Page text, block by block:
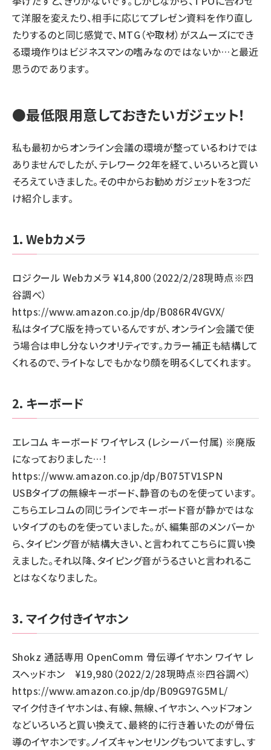
て洋服を変えたり、相手に応じてプレゼン資料を作り直し
たりするのと同じ感覚で、MTG（や取材）がスムーズにでき
る環境作りはビジネスマンの嗜みなのではないか…と最近
思うのであります。
●最低限用意しておきたいガジェット！
私も最初からオンライン会議の環境が整っているわけでは
ありませんでしたが、テレワーク2年を経て、いろいろと買い
そろえていきました。その中からお勧めガジェットを3つだ
け紹介します。
1．Webカメラ
ロジクール Webカメラ ¥14,800（2022/2/28現時点※四
谷調べ）
https://www.amazon.co.jp/dp/B086R4VGVX/
私はタイプC版を持っているんですが、オンライン会議で使
う場合は申し分ないクオリティです。カラー補正も結構して
くれるので、ライトなしでもかなり顔を明るくしてくれます。
2．キーボード
エレコム キーボード ワイヤレス (レシーバー付属) ※廃版
になっておりました…！
https://www.amazon.co.jp/dp/B075TV1SPN
USBタイプの無線キーボード、静音のものを使っています。
こちらエレコムの同じラインでキーボード音が静かではな
いタイプのものを使っていました。が、編集部のメンバーか
ら、タイピング音が結構大きい、と言われてこちらに買い換
えました。それ以降、タイピング音がうるさいと言われるこ
とはなくなりました。
3．マイク付きイヤホン
Shokz 通話専用 OpenComm 骨伝導イヤホン ワイヤ レ
スヘッドホン ¥19,980（2022/2/28現時点※四谷調べ）
https://www.amazon.co.jp/dp/B09G97G5ML/
マイク付きイヤホンは、有線、無線、イヤホン、ヘッドフォン
などいろいろと買い換えて、最終的に行き着いたのが骨伝
導のイヤホンです。ノイズキャンセリングもついてますし、す